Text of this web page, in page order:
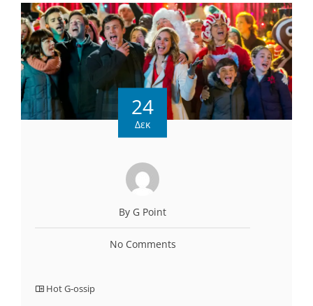
24
Δεκ
By G Point
No Comments
Hot G-ossip